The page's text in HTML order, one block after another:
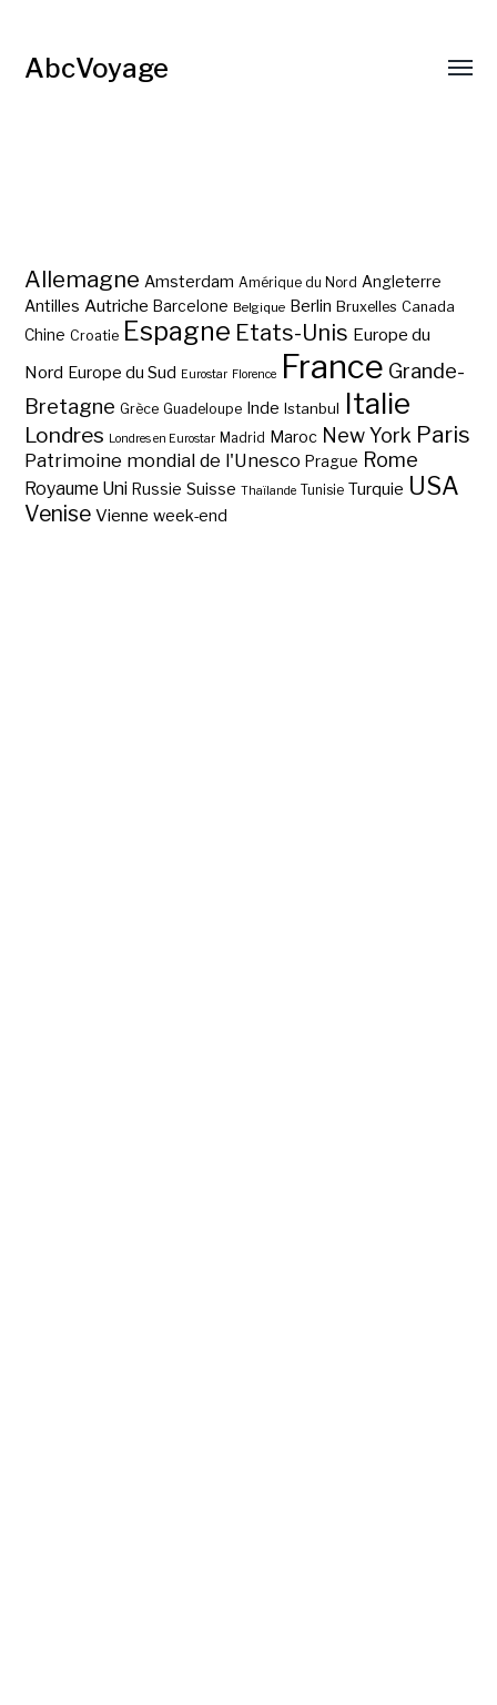
AbcVoyage
Allemagne Amsterdam Amérique du Nord Angleterre
Antilles Autriche Barcelone Belgique Berlin Bruxelles Canada
Chine Croatie Espagne Etats-Unis Europe du
Nord Europe du Sud Eurostar Florence France Grande-
Bretagne Grèce Guadeloupe Inde Istanbul Italie
Londres Londres en Eurostar Madrid Maroc New York Paris
Patrimoine mondial de l'Unesco Prague Rome
Royaume Uni Russie Suisse Thaïlande Tunisie Turquie USA
Venise Vienne week-end